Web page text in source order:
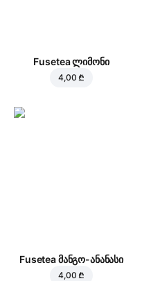
Fusetea ლიმონი
4,00 ₾
Fusetea მანგო-ანანასი
4,00 ₾